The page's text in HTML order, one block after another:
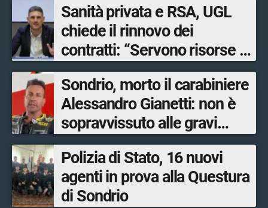
Sanità privata e RSA, UGL
chiede il rinnovo dei
contratti: “Servono risorse e
salari adeguati”
Sondrio, morto il carabiniere
Alessandro Gianetti: non è
sopravvissuto alle gravi
ustioni
Polizia di Stato, 16 nuovi
agenti in prova alla Questura
di Sondrio